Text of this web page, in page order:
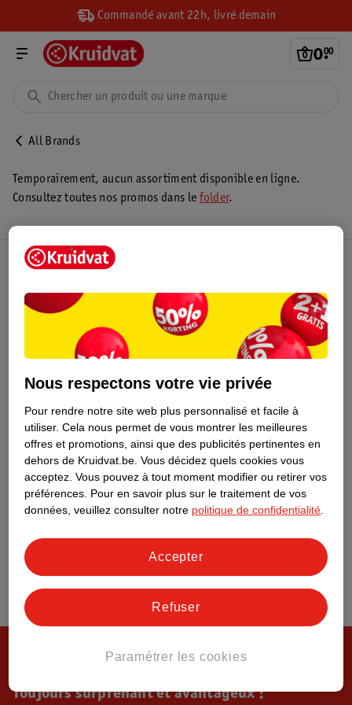
Commandé avant 22h, livré demain
0.
00
All Brands
Temporairement, aucun assortiment disponible en ligne.
Consultez toutes nos promos dans le folder.
Toujours surprenant et avantageux !
Nous respectons votre vie privée
Pour rendre notre site web plus personnalisé et facile à
utiliser. Cela nous permet de vous montrer les meilleures
offres et promotions, ainsi que des publicités pertinentes en
dehors de Kruidvat.be. Vous décidez quels cookies vous
acceptez. Vous pouvez à tout moment modifier ou retirer vos
préférences. Pour en savoir plus sur le traitement de vos
données, veuillez consulter notre politique de confidentialité
Paramétrer les cookies
Refuser
Accepter